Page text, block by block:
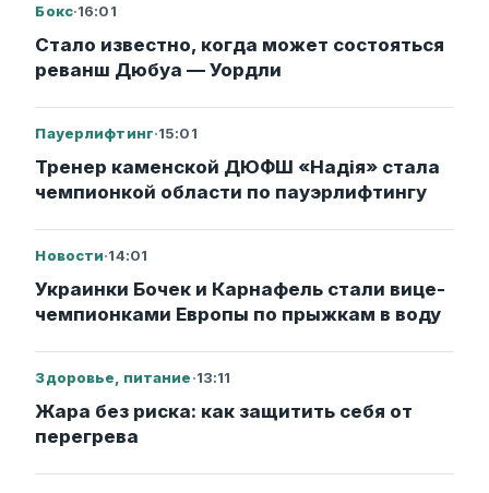
Бокс·16:01
Стало известно, когда может состояться
реванш Дюбуа — Уордли
Пауерлифтинг·15:01
Тренер каменской ДЮФШ «Надія» стала
чемпионкой области по пауэрлифтингу
Новости·14:01
Украинки Бочек и Карнафель стали вице-
чемпионками Европы по прыжкам в воду
Здоровье, питание·13:11
Жара без риска: как защитить себя от
перегрева